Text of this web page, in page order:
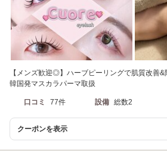
【メンズ歓迎◎】ハーブピーリングで肌質改善
韓国発マスカラパーマ取扱
口コミ 77件 設備 総数2
クーポンを表示